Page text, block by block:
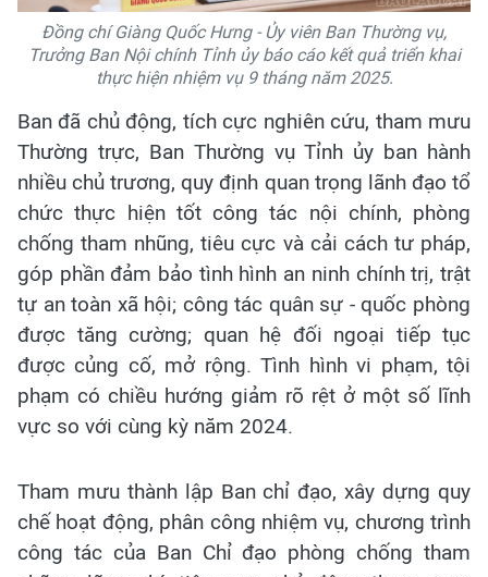
Đồng chí Giàng Quốc Hưng - Ủy viên Ban Thường vụ,
Trưởng Ban Nội chính Tỉnh ủy báo cáo kết quả triển khai
thực hiện nhiệm vụ 9 tháng năm 2025.
Ban đã chủ động, tích cực nghiên cứu, tham mưu
Thường trực, Ban Thường vụ Tỉnh ủy ban hành
nhiều chủ trương, quy định quan trọng lãnh đạo tổ
chức thực hiện tốt công tác nội chính, phòng
chống tham nhũng, tiêu cực và cải cách tư pháp,
góp phần đảm bảo tình hình an ninh chính trị, trật
tự an toàn xã hội; công tác quân sự - quốc phòng
được tăng cường; quan hệ đối ngoại tiếp tục
được củng cố, mở rộng. Tình hình vi phạm, tội
phạm có chiều hướng giảm rõ rệt ở một số lĩnh
vực so với cùng kỳ năm 2024.
Tham mưu thành lập Ban chỉ đạo, xây dựng quy
chế hoạt động, phân công nhiệm vụ, chương trình
công tác của Ban Chỉ đạo phòng chống tham